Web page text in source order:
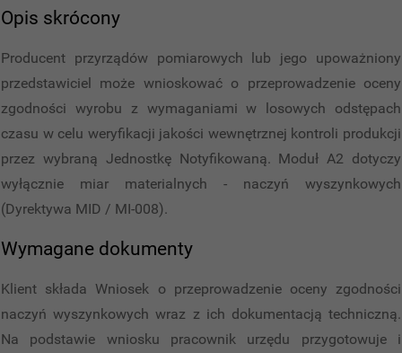
Opis skrócony
Producent przyrządów pomiarowych lub jego upoważniony
przedstawiciel może wnioskować o przeprowadzenie oceny
zgodności wyrobu z wymaganiami w losowych odstępach
czasu w celu weryfikacji jakości wewnętrznej kontroli produkcji
przez wybraną Jednostkę Notyfikowaną. Moduł A2 dotyczy
wyłącznie miar materialnych - naczyń wyszynkowych
(Dyrektywa MID / MI-008).
Wymagane dokumenty
Klient składa Wniosek o przeprowadzenie oceny zgodności
naczyń wyszynkowych wraz z ich dokumentacją techniczną.
Na podstawie wniosku pracownik urzędu przygotowuje i
serwisu
cookiesKlauzula informacyjna RODO